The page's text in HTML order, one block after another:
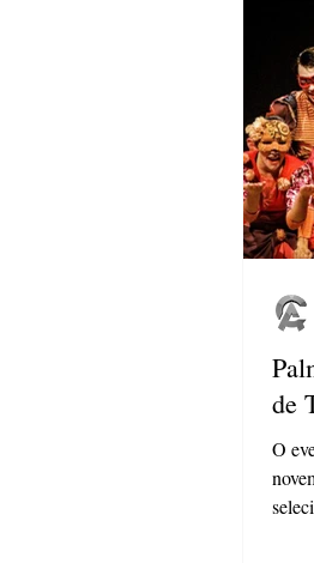
de
O